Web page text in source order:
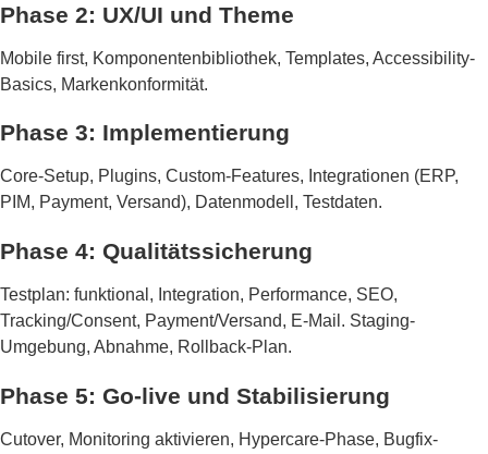
Phase 2: UX/UI und Theme
Mobile first, Komponentenbibliothek, Templates, Accessibility-
Basics, Markenkonformität.
Phase 3: Implementierung
Core-Setup, Plugins, Custom-Features, Integrationen (ERP,
PIM, Payment, Versand), Datenmodell, Testdaten.
Phase 4: Qualitätssicherung
Testplan: funktional, Integration, Performance, SEO,
Tracking/Consent, Payment/Versand, E-Mail. Staging-
Umgebung, Abnahme, Rollback-Plan.
Phase 5: Go-live und Stabilisierung
Cutover, Monitoring aktivieren, Hypercare-Phase, Bugfix-